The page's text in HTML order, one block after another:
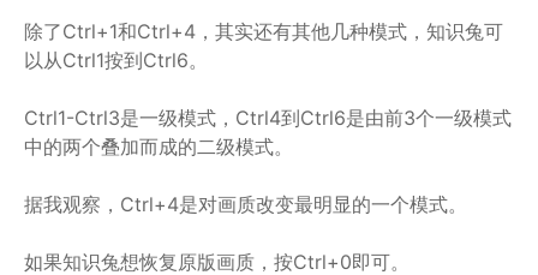
除了Ctrl+1和Ctrl+4，其实还有其他几种模式，知识兔可
以从Ctrl1按到Ctrl6。
Ctrl1-Ctrl3是一级模式，Ctrl4到Ctrl6是由前3个一级模式
中的两个叠加而成的二级模式。
据我观察，Ctrl+4是对画质改变最明显的一个模式。
如果知识兔想恢复原版画质，按Ctrl+0即可。